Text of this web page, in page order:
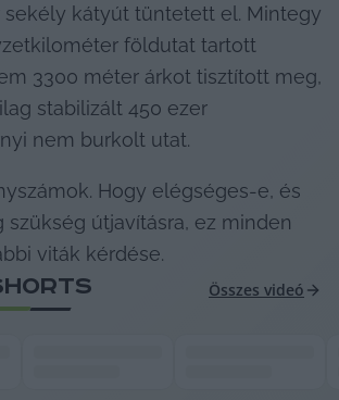
kátyút tüntetett el. Mintegy
földutat tartott
3300 méter árkot tisztított meg,
stabilizált 450 ezer
nem burkolt utat.
Hogy elégséges-e, és
szükség útjavításra, ez minden
viták kérdése.
Összes videó